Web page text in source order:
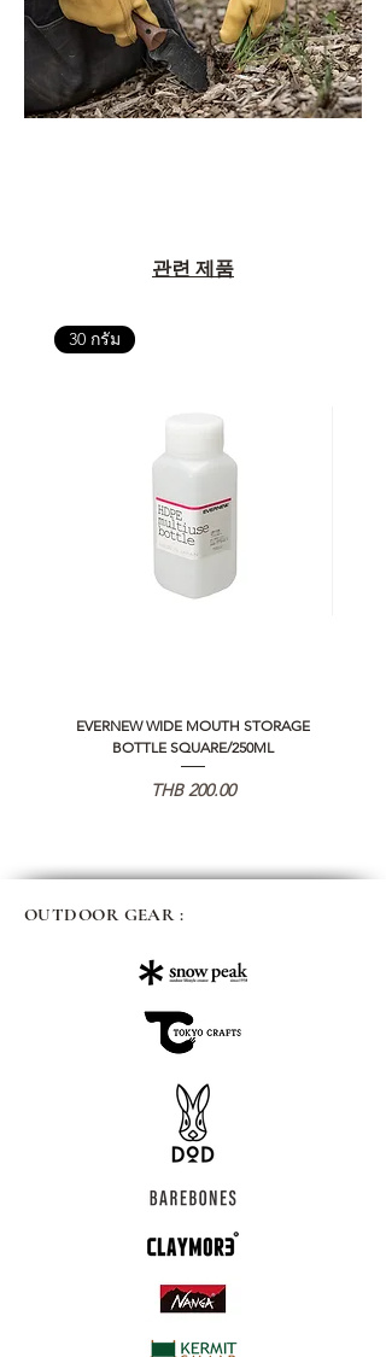
관련 제품
30 กรัม
EVERNEW WIDE MOUTH STORAGE
BOTTLE SQUARE/250ML
가격
THB 200.00
OUTDOOR GEAR :